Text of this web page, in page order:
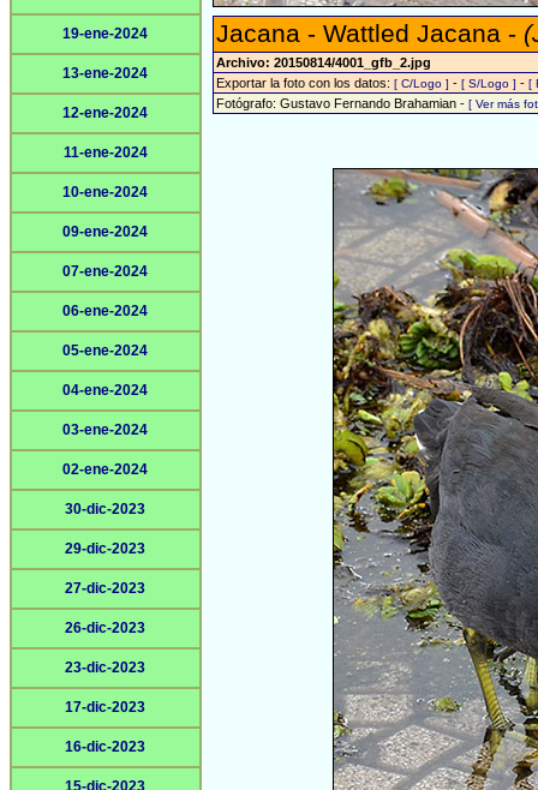
19-ene-2024
13-ene-2024
12-ene-2024
11-ene-2024
10-ene-2024
09-ene-2024
07-ene-2024
06-ene-2024
05-ene-2024
04-ene-2024
03-ene-2024
02-ene-2024
30-dic-2023
29-dic-2023
27-dic-2023
26-dic-2023
23-dic-2023
17-dic-2023
16-dic-2023
15-dic-2023
Jacana - Wattled Jacana -
Archivo: 20150814/4001_gfb_2.jpg
Exportar la foto con los datos: [ C/Logo ] - [ S/Logo ] - [
Fotógrafo: Gustavo Fernando Brahamian - [ Ver más